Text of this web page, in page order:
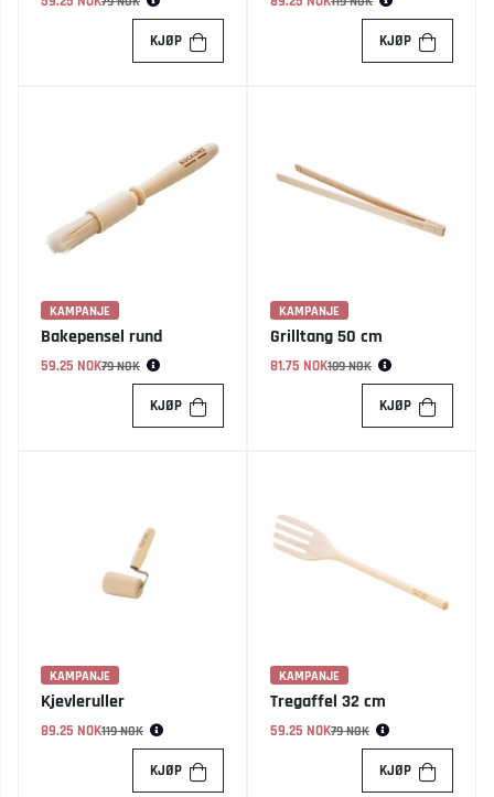
KJØP KJØP
KAMPANJE
Bakepensel rund
59.25 NOK
Vanlig pris:79 NOK
KJØP
KAMPANJE
Grilltang 50 cm
81.75 NOK
Vanlig pris:109 NOK
KJØP
KAMPANJE
Kjevleruller
89.25 NOK
Vanlig pris:119 NOK
KJØP
KAMPANJE
Tregaffel 32 cm
59.25 NOK
Vanlig pris:79 NOK
KJØP